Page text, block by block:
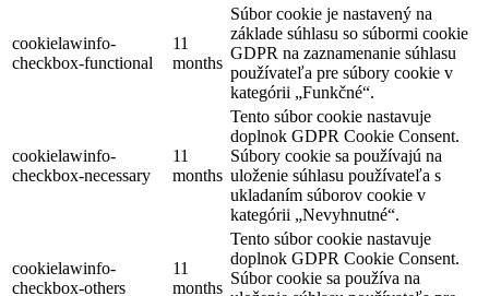
cookielawinfo-
checkbox-functional
11
months
Súbor cookie je nastavený na
základe súhlasu so súbormi cookie
GDPR na zaznamenanie súhlasu
používateľa pre súbory cookie v
kategórii „Funkčné“.
cookielawinfo-
checkbox-necessary
11
months
Tento súbor cookie nastavuje
doplnok GDPR Cookie Consent.
Súbory cookie sa používajú na
uloženie súhlasu používateľa s
ukladaním súborov cookie v
kategórii „Nevyhnutné“.
cookielawinfo-
checkbox-others
11
months
Tento súbor cookie nastavuje
doplnok GDPR Cookie Consent.
Súbor cookie sa používa na